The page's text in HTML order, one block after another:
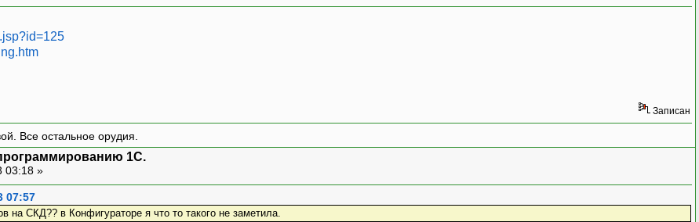
Записан
Все остальное орудия.
1С.
03:18 »
07:57
на СКД?? в Конфигураторе я что то такого не заметила.